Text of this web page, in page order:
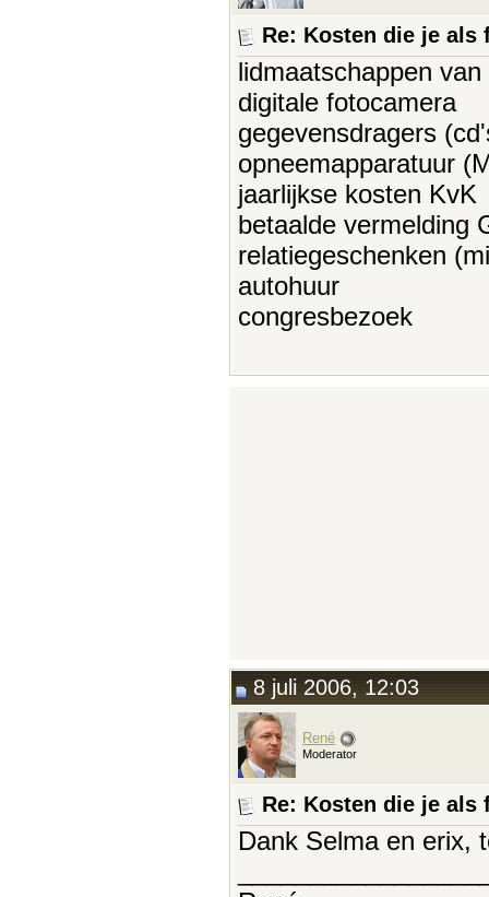
Re: Kosten die je als
lidmaatschappen
digitale fotocamera
gegevensdragers
opneemapparatuur
jaarlijkse kosten KvK
betaalde vermelding
relatiegeschenken
autohuur
congresbezoek
8 juli 2006, 12:03
René
Moderator
Re: Kosten die je als
Dank Selma en erix,